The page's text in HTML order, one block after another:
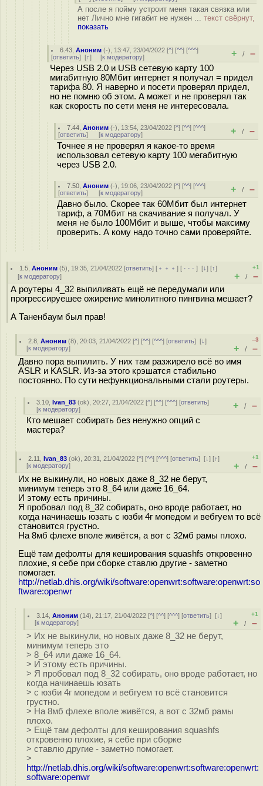
А после я пойму устроит меня такая связка или
нет Лично мне гигабит не нужен ... текст свёрнут,
показать
6.43 ,Аноним (-), 13:47, 23/04/2022 [^] [^^] [^^^]
[ответить] [↑] [к модератору] + / –
Через USB 2.0 и USB сетевую карту 100
мигабитную 80Мбит интернет я получал = придел
тарифа 80. Я наверно и посети проверял придел,
но не помню об этом. А может и не проверял так
как скорость по сети меня не интересовала.
7.44 ,Аноним (-), 13:54, 23/04/2022 [^] [^^] [^^^]
[ответить] [к модератору] + / –
Точнее я не проверял я какое-то время
использовал сетевую карту 100 мегабитную
через USB 2.0.
7.50 ,Аноним (-), 19:06, 23/04/2022 [^] [^^] [^^^]
[ответить] [к модератору] + / –
Давно было. Скорее так 60Мбит был интернет
тариф, а 70Мбит на скачивание я получал. У
меня не было 100Мбит и выше, чтобы максиму
проверить. А кому надо точно сами проверяйте.
1.5 ,Аноним (5), 19:35, 21/04/2022 [ответить] [ ﹢﹢﹢] [ · · ·][↓] [↑]
[к модератору]
+1
+ / –
А роутеры 4_32 выпиливать ещё не передумали или
прогрессируешее ожирение минолитного пингвина мешает?
А Таненбаум был прав!
2.8 ,Аноним (8), 20:03, 21/04/2022 [^] [^^] [^^^] [ответить][↓]
[к модератору]
–3
+ / –
Давно пора выпилить. У них там разжирело всё во имя
ASLR и KASLR. Из-за этого крэшатся стабильно
постоянно. По сути нефункциональными стали роутеры.
3.10 ,Ivan_83 (ok), 20:27, 21/04/2022 [^] [^^] [^^^] [ответить]
[к модератору] + / –
Кто мешает собирать без ненужно опций с
мастера?
2.11 ,Ivan_83 (ok), 20:31, 21/04/2022 [^] [^^] [^^^] [ответить][↓] [↑]
[к модератору]
+1
+ / –
Их не выкинули, но новых даже 8_32 не берут,
минимум теперь это 8_64 или даже 16_64.
И этому есть причины.
Я пробовал под 8_32 собирать, оно вроде работает, но
когда начинаешь юзать с юзби 4г мопедом и вебгуем то всё
становится грустно.
На 8мб флехе вполе живётся, а вот с 32мб рамы плохо.
Ещё там дефолты для кеширования squashfs откровенно
плохие, я себе при сборке ставлю другие - заметно
помогает.
http://netlab.dhis.org/wiki/software:openwrt:software:openwrt:so
ftware:openwr
3.14 ,Аноним (14), 21:17, 21/04/2022 [^] [^^] [^^^] [ответить][↓]
[к модератору]
+1
+ / –
> Их не выкинули, но новых даже 8_32 не берут,
минимум теперь это
> 8_64 или даже 16_64.
> И этому есть причины.
> Я пробовал под 8_32 собирать, оно вроде работает, но
когда начинаешь юзать
> с юзби 4г мопедом и вебгуем то всё становится
грустно.
> На 8мб флехе вполе живётся, а вот с 32мб рамы
плохо.
> Ещё там дефолты для кеширования squashfs
откровенно плохие, я себе при сборке
> ставлю другие - заметно помогает.
>
http://netlab.dhis.org/wiki/software:openwrt:software:openwrt:
software:openwr